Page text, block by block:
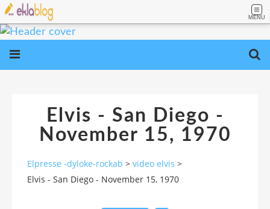
MENU
Elvis - San Diego -
November 15, 1970
Elpresse -dyloke-rockab > video elvis >
Elvis - San Diego - November 15, 1970